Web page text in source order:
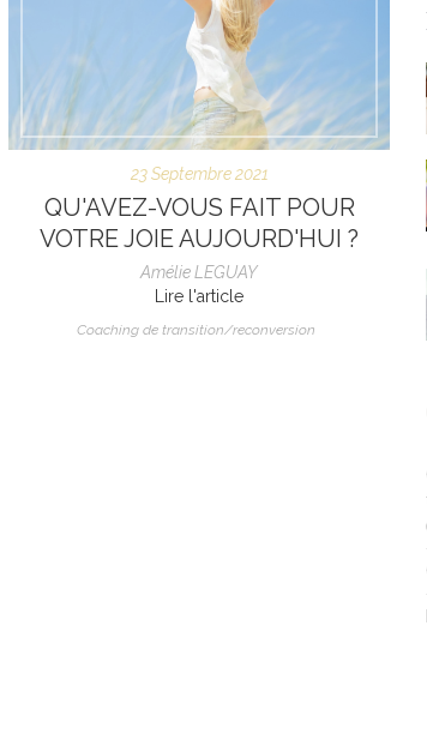
23 Septembre 2021
QU'AVEZ-VOUS FAIT POUR
VOTRE JOIE AUJOURD'HUI ?
Amélie LEGUAY
Lire l'article
Coaching de transition/reconversion